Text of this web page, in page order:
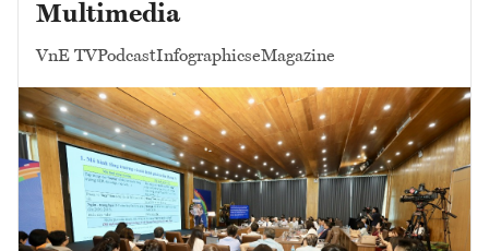
Multimedia
VnE TVPodcastInfographicseMagazine